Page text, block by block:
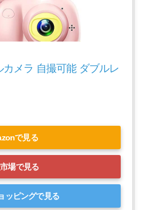
メラ 自撮可能 ダブルレ
で見る
場で見る
ッピングで見る